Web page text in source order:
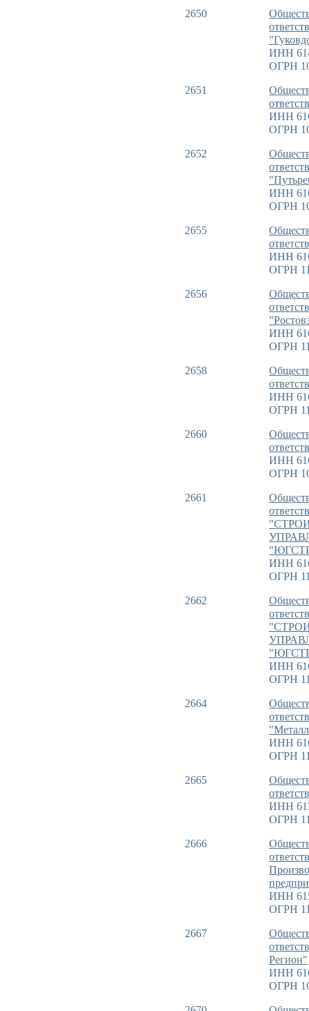
2650
ИНН
ОГРН
2651
ИНН
ОГРН
2652
ИНН
ОГРН
2655
ИНН
ОГРН
2656
ИНН
ОГРН
2658
ИНН
ОГРН
2660
ИНН
ОГРН
2661
ИНН
ОГРН
2662
ИНН
ОГРН
2664
ИНН
ОГРН
2665
ИНН
ОГРН
2666
ИНН
ОГРН
2667
Регион"
ИНН
ОГРН